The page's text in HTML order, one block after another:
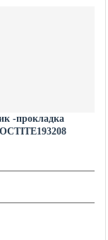
-прокладка